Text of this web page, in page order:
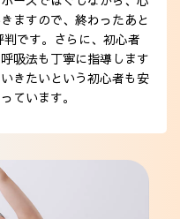
ますので、終わったあと
です。さらに、初心者
吸法も丁寧に指導します
きたいという初心者も安
ています。